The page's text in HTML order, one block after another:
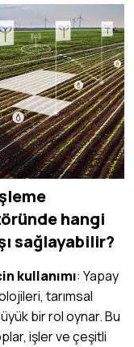
hangi
sağlayabilir?
kullanımı: Yapay
tarımsal
bir rol oynar. Bu
işler ve çeşitli